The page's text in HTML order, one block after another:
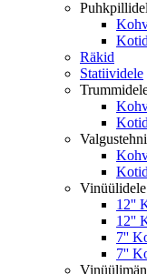
Kotid
Räkid
Statiividele
Kotid
Kotid
Vinüülidele
12''
12''
7''
7''